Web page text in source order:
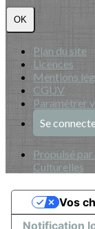
OK
Plan du site
Licences
Mentions
CGUV
Paramétrer
Se
Propulsé
Culturelles
Notification
Vos